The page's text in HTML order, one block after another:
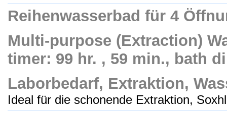
Reihenwasserbad für 4
Multi-purpose (Extraction)
timer: 99 hr. , 59 min., bath
Laborbedarf, Extraktion,
Ideal für die schonende Extraktion,